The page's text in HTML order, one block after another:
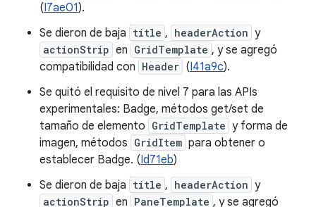
(I7ae01).
Se dieron de baja title , headerAction y
actionStrip en GridTemplate , y se agregó
compatibilidad con Header (I41a9c).
Se quitó el requisito de nivel 7 para las APIs
experimentales: Badge, métodos get/set de
tamaño de elemento GridTemplate y forma de
imagen, métodos GridItem para obtener o
establecer Badge. (Id71eb)
Se dieron de baja title , headerAction y
actionStrip en PaneTemplate , y se agregó